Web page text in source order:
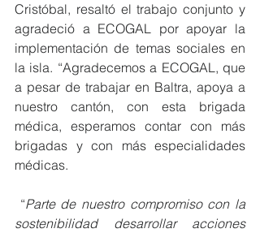
Cristóbal, resaltó el trabajo conjunto y
agradeció a ECOGAL por apoyar la
implementación de temas sociales en
la isla. “Agradecemos a ECOGAL, que
a pesar de trabajar en Baltra, apoya a
nuestro cantón, con esta brigada
médica, esperamos contar con más
brigadas y con más especialidades
médicas.
“Parte de nuestro compromiso con la
sostenibilidad desarrollar acciones